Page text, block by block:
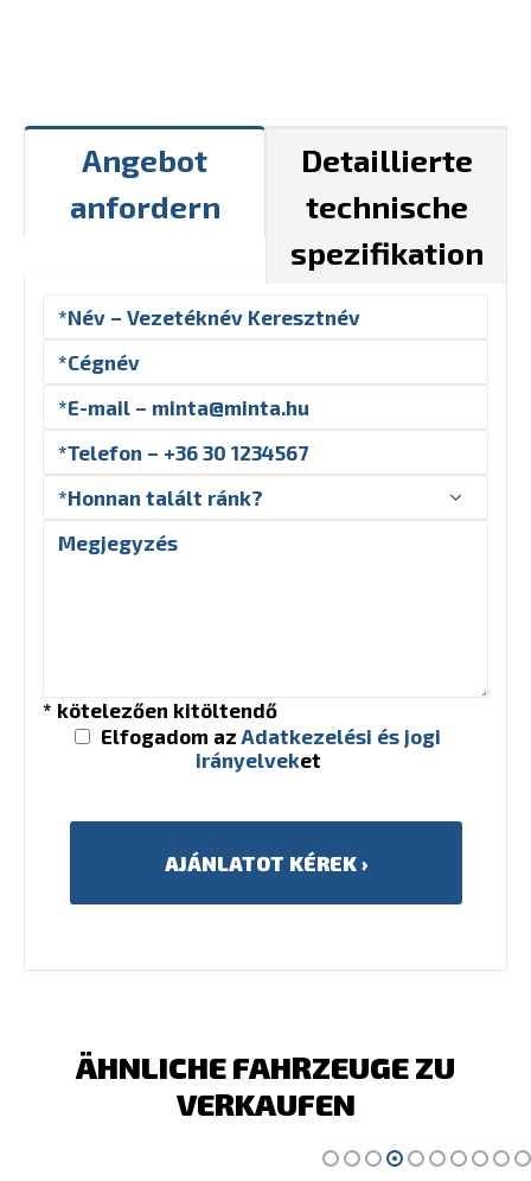
Angebot
anfordern
Detaillierte
technische
spezifikation
* kötelezően kitöltendő
Elfogadom az Adatkezelési és jogi
irányelveket
ÄHNLICHE FAHRZEUGE ZU
VERKAUFEN